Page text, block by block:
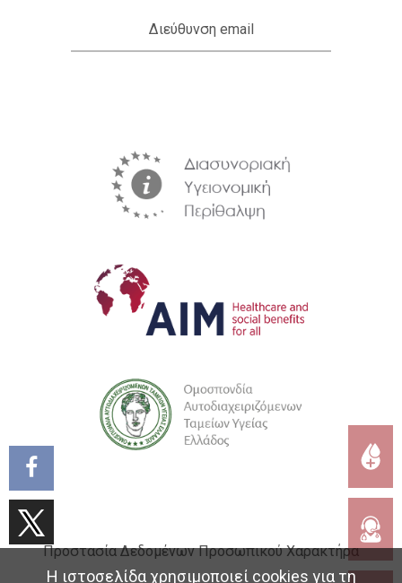
Διεύθυνση email
Προστασία Δεδομένων Προσωπικού Χαρακτήρα
Η ιστοσελίδα χρησιμοποιεί cookies για τη